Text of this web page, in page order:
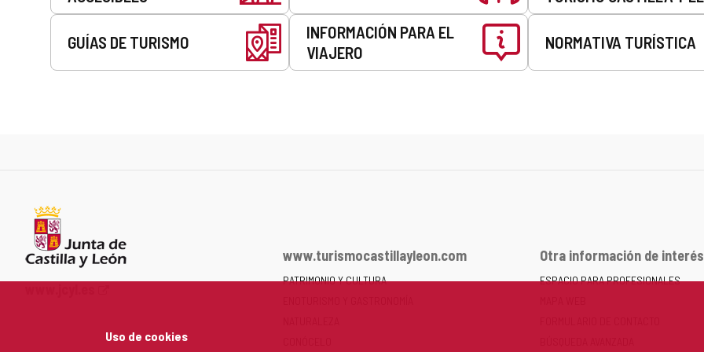
Uso de cookies
GUÍAS DE TURISMO
INFORMACIÓN PARA EL
VIAJERO
NORMATIVA TURÍSTICA
www.turismocastillayleon.com
PATRIMONIO Y CULTURA
Otra información de interés
ESPACIO PARA PROFESIONALES